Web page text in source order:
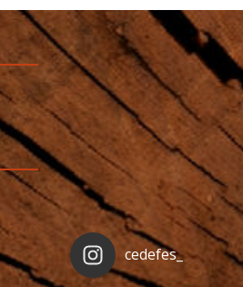
cedefes_